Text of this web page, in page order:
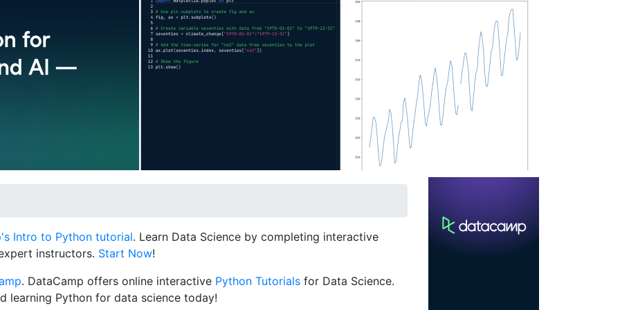
Intro to Python tutorial. Learn Data Science by completing interactive
instructors. Start Now!
. DataCamp offers online interactive Python Tutorials for Data Science.
learning Python for data science today!